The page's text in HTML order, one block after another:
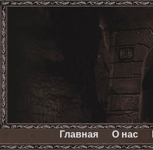
Главная О нас